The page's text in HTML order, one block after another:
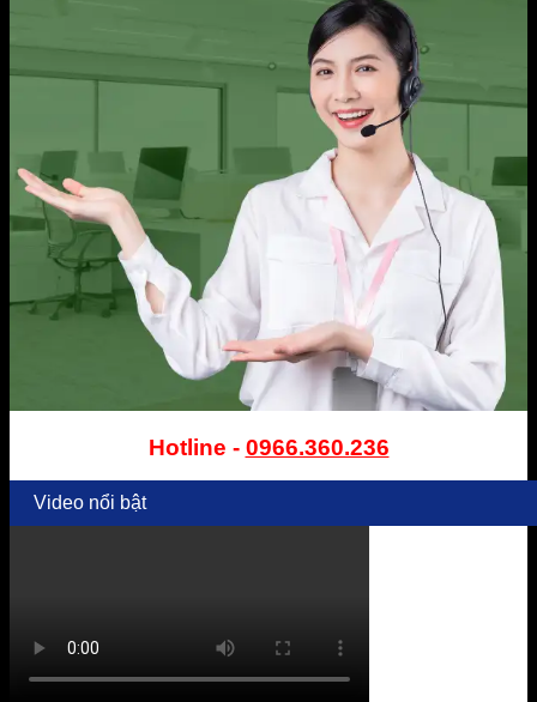
Hotline - 0966.360.236
Video nổi bật